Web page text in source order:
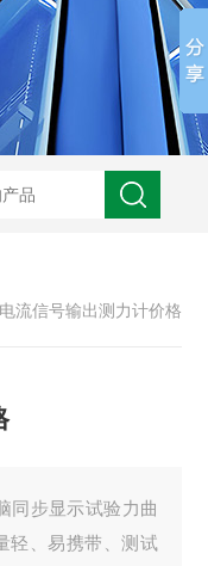
流信号输出测力计价格
同步显示试验力曲
轻、易携带、测试